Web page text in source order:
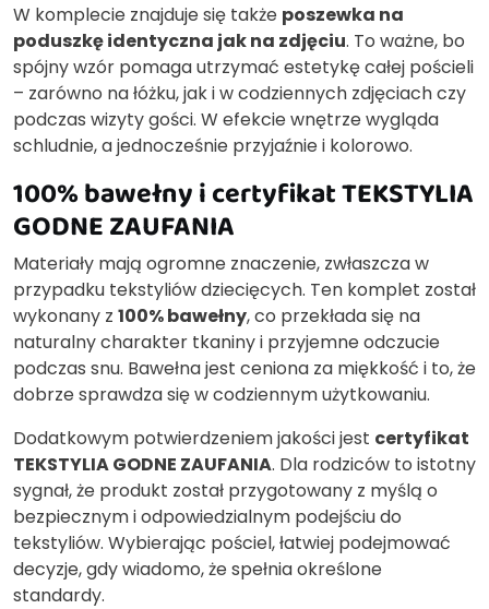
W komplecie znajduje się także poszewka na
poduszkę identyczna jak na zdjęciu. To ważne, bo
spójny wzór pomaga utrzymać estetykę całej pościeli
– zarówno na łóżku, jak i w codziennych zdjęciach czy
podczas wizyty gości. W efekcie wnętrze wygląda
schludnie, a jednocześnie przyjaźnie i kolorowo.
100% bawełny i certyfikat TEKSTYLIA
GODNE ZAUFANIA
Materiały mają ogromne znaczenie, zwłaszcza w
przypadku tekstyliów dziecięcych. Ten komplet został
wykonany z 100% bawełny, co przekłada się na
naturalny charakter tkaniny i przyjemne odczucie
podczas snu. Bawełna jest ceniona za miękkość i to, że
dobrze sprawdza się w codziennym użytkowaniu.
Dodatkowym potwierdzeniem jakości jest certyfikat
TEKSTYLIA GODNE ZAUFANIA. Dla rodziców to istotny
sygnał, że produkt został przygotowany z myślą o
bezpiecznym i odpowiedzialnym podejściu do
tekstyliów. Wybierając pościel, łatwiej podejmować
decyzje, gdy wiadomo, że spełnia określone
standardy.